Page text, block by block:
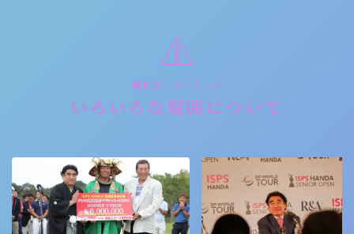
週刊誌・ネット上の
いろいろな疑問について